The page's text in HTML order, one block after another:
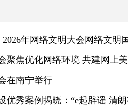
年网络文明大会网络文明
聚焦优化网络环境 共建网上
在南宁举行
优秀案例揭晓：“e起辟谣 清